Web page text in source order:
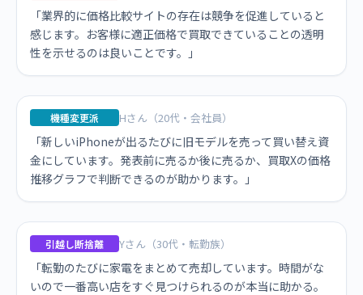
「業界的に価格比較サイトの存在は競争を促進していると
感じます。お客様に適正価格で買取できていることの透明
性を示せるのは良いことです。」
機種変更派 Hさん（20代・会社員）
「新しいiPhoneが出るたびに旧モデルを売って買い替え資
金にしています。発表前に売るか後に売るか、買取Xの価格
推移グラフで判断できるのが助かります。」
引越し断捨離 Yさん（30代・転勤族）
「転勤のたびに家電をまとめて売却しています。時間がな
いので一番高い店をすぐ見つけられるのが本当に助かる。